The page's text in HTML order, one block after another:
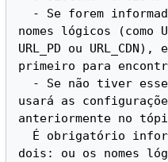
nomes lógicos (como
URL_PD ou
primeiro para
usará as
anteriormente no
dois: ou os nomes